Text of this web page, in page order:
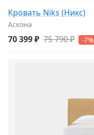
Кровать Niks (Никс)
Аскона
70 399 ₽ 75 790 ₽ -7%